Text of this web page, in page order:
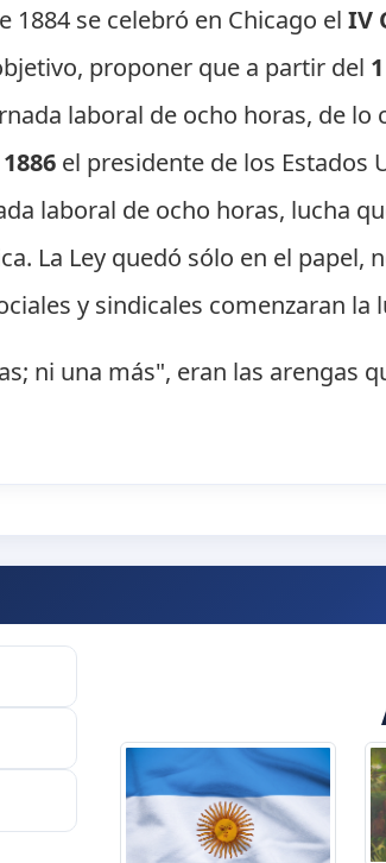
1884 se celebró en Chicago elIV
proponer que a partir del
laboral de ocho horas, de
1886 el presidente de los Estados
laboral de ocho horas, lucha
La Ley quedó sólo en el
y sindicales comenzaran
ni una más", eran las arengas